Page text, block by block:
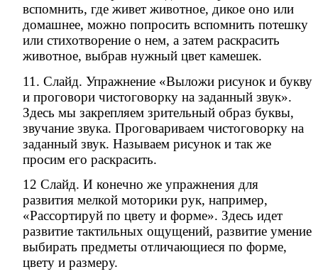
вспомнить, где живет животное, дикое оно или
домашнее, можно попросить вспомнить потешку
или стихотворение о нем, а затем раскрасить
животное, выбрав нужный цвет камешек.
11. Слайд. Упражнение «Выложи рисунок и букву
и проговори чистоговорку на заданный звук».
Здесь мы закрепляем зрительный образ буквы,
звучание звука. Проговариваем чистоговорку на
заданный звук. Называем рисунок и так же
просим его раскрасить.
12 Слайд. И конечно же упражнения для
развития мелкой моторики рук, например,
«Рассортируй по цвету и форме». Здесь идет
развитие тактильных ощущений, развитие умение
выбирать предметы отличающиеся по форме,
цвету и размеру.